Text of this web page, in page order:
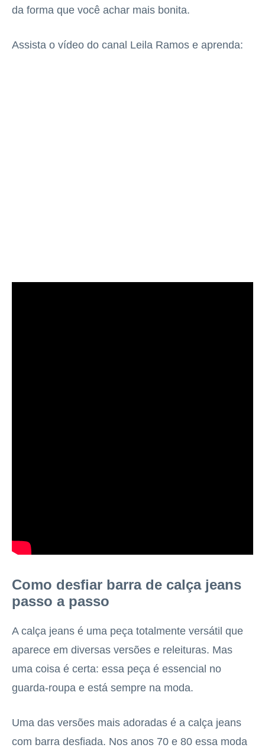
da forma que você achar mais bonita.
Assista o vídeo do canal Leila Ramos e aprenda:
Como desfiar barra de calça jeans
passo a passo
A calça jeans é uma peça totalmente versátil que
aparece em diversas versões e releituras. Mas
uma coisa é certa: essa peça é essencial no
guarda-roupa e está sempre na moda.
Uma das versões mais adoradas é a calça jeans
com barra desfiada. Nos anos 70 e 80 essa moda